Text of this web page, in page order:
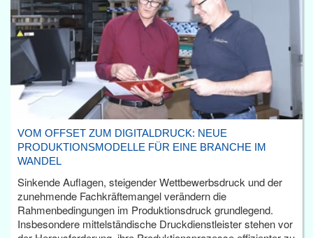
VOM OFFSET ZUM DIGITALDRUCK: NEUE
PRODUKTIONSMODELLE FÜR EINE BRANCHE IM
WANDEL
Sinkende Auflagen, steigender Wettbewerbsdruck und der
zunehmende Fachkräftemangel verändern die
Rahmenbedingungen im Produktionsdruck grundlegend.
Insbesondere mittelständische Druckdienstleister stehen vor